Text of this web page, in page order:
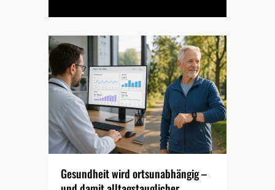
Gesundheit wird ortsunabhängig –